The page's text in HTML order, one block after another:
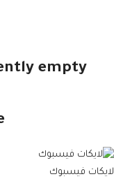
empty!
لايكات فيسبوك